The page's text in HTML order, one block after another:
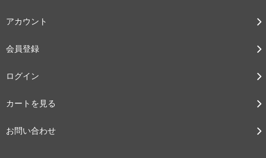
アカウント
会員登録
ログイン
カートを見る
お問い合わせ